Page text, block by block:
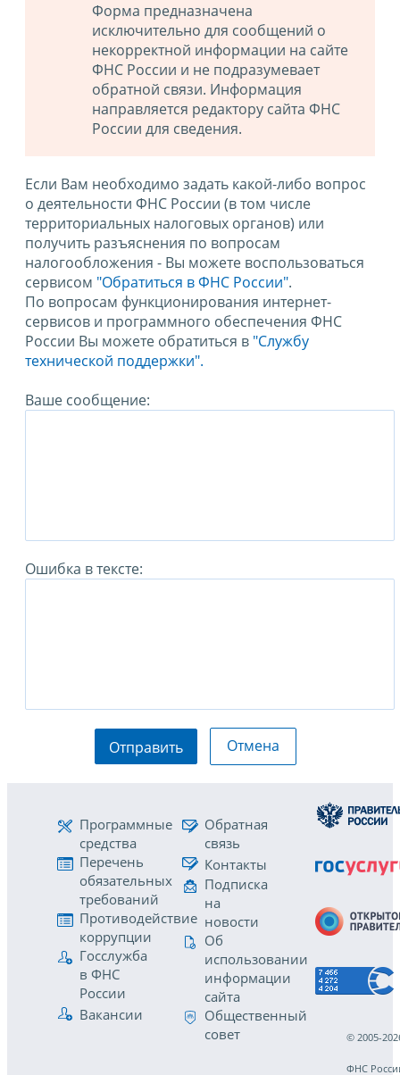
Форма предназначена
исключительно для сообщений о
некорректной информации на сайте
ФНС России и не подразумевает
обратной связи. Информация
направляется редактору сайта ФНС
России для сведения.
Если Вам необходимо задать какой-либо вопрос
о деятельности ФНС России (в том числе
территориальных налоговых органов) или
получить разъяснения по вопросам
налогообложения - Вы можете воспользоваться
сервисом "Обратиться в ФНС России".
По вопросам функционирования интернет-
сервисов и программного обеспечения ФНС
России Вы можете обратиться в "Службу
технической поддержки".
Ваше сообщение:
Ошибка в тексте:
Отправить Отмена
Программные
средства
Перечень
обязательных
требований
Противодействие
коррупции
Госслужба
в ФНС
России
Вакансии
Обратная
связь
Контакты
Подписка
на
новости
Об
использовании
информации
сайта
Общественный
совет
© 2005-
ФНС